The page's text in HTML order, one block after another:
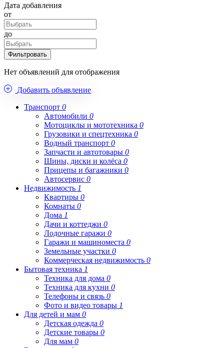
Дата добавления
от
до
Фильтровать
Нет объявлений для отображения
Добавить объявление
Транспорт 0
Автомобили 0
Мотоциклы и мототехника 0
Грузовики и спецтехника 0
Водный транспорт 0
Запчасти и автотовары 0
Шины, диски и колёса 0
Прицепы и багажники 0
Автосервис 0
Недвижимость 1
Квартиры 0
Комнаты 0
Дома 1
Дачи и коттеджи 0
Лодочные гаражи 0
Гаражи и машиноместа 0
Земельные участки 0
Коммерческая недвижимость 0
Бытовая техника 1
Техника для дома 0
Техника для кухни 0
Телефоны и связь 0
Фото и видео товары 1
Для детей и мам 0
Детская одежда 0
Детские товары 0
Для мам 0